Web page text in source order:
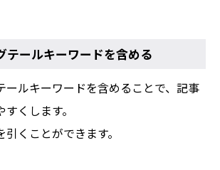
テールキーワードを含める
ールキーワードを含めることで、記事
くします。
くことができます。